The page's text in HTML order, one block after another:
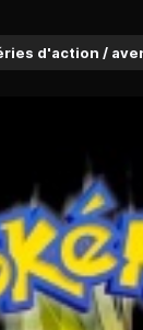
d'action /
:
Solo